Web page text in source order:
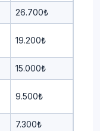
26.700₺
19.200₺
15.000₺
9.500₺
7.300₺